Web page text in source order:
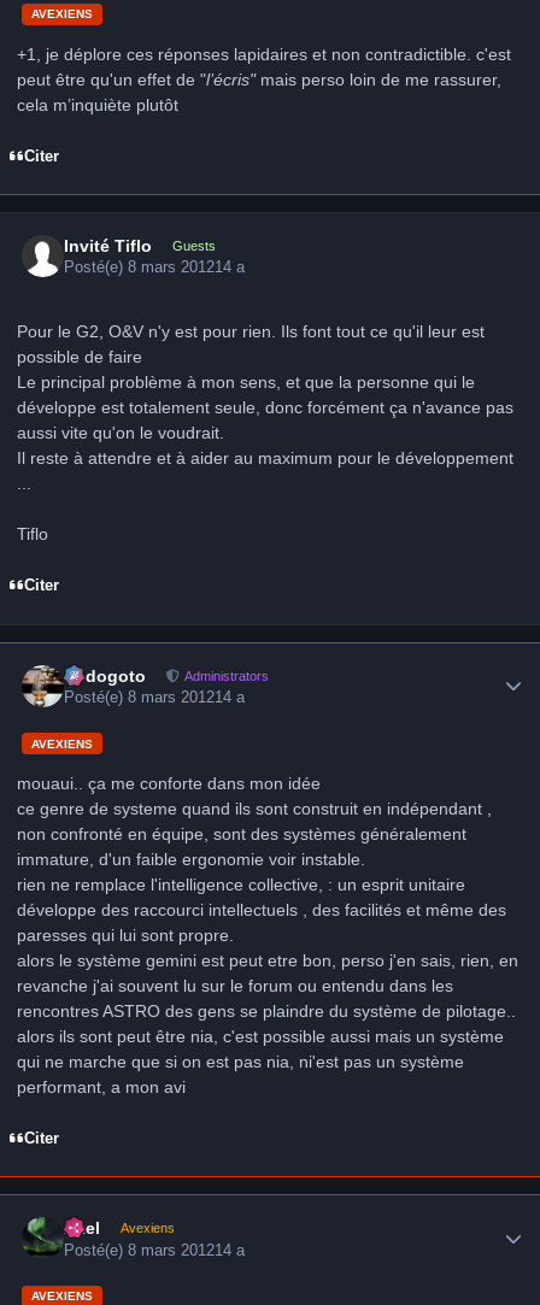
AVEXIENS
+1, je déplore ces réponses lapidaires et non contradictible. c'est
peut être qu'un effet de "l’écris"mais perso loin de me rassurer,
cela m’inquiète plutôt
Citer
Invité Tiflo Guests
Posté(e)8 mars 201214 a
Pour le G2, O&V n'y est pour rien. Ils font tout ce qu'il leur est
possible de faire
Le principal problème à mon sens, et que la personne qui le
développe est totalement seule, donc forcément ça n'avance pas
aussi vite qu'on le voudrait.
Il reste à attendre et à aider au maximum pour le développement
...
Tiflo
Citer
frédogoto Administrators
Posté(e)8 mars 201214 a
AVEXIENS
mouaui.. ça me conforte dans mon idée
ce genre de systeme quand ils sont construit en indépendant ,
non confronté en équipe, sont des systèmes généralement
immature, d'un faible ergonomie voir instable.
rien ne remplace l'intelligence collective, : un esprit unitaire
développe des raccourci intellectuels , des facilités et même des
paresses qui lui sont propre.
alors le système gemini est peut etre bon, perso j'en sais, rien, en
revanche j'ai souvent lu sur le forum ou entendu dans les
rencontres ASTRO des gens se plaindre du système de pilotage..
alors ils sont peut être nia, c'est possible aussi mais un système
qui ne marche que si on est pas nia, ni'est pas un système
performant, a mon avi
Citer
Axel Avexiens
Posté(e)8 mars 201214 a
AVEXIENS